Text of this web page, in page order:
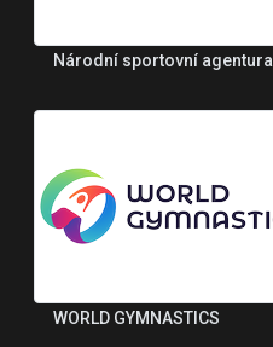
Národní sportovní agentura
WORLD GYMNASTICS